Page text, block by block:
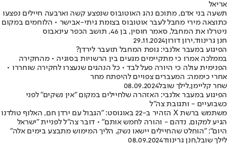
אריאל
תשעה בני אדם, מתוכם נהג האוטובוס שנפצע קשה וארבעה חיילים נפצעו
כתוצאה מירי מחבל לעבר אוטובוס בצומת גיתי-אבישר • הלוחמים במקום
ניטרלו את המחבל, סאמר חוסין, בן 46, תושב הכפר עינאבוס
חנן גרינווד,ירון דורון29.11.2024
הפיגוע במעבר אלנבי: גופת המחבל תועבר לירדן?
בממלכה אמרו כי מתקיימים מגעים בין הרשויות בסוגיה • מהחקירה
הפנימית עולה כי היורה פעל לבד • כל הנהגים שנעצרו לחקירה שוחררו •
אחרי כיממה: המעברים צפויים להיפתח מחר
שחר קליימן,לילך שובל08.09.2024
הפיגוע במעבר אלנבי: האזהרה שלחיילים במקום "אין נשקים" לפני
כשבועיים - ותגובת צה"ל
משתמש ברשת X הזהיר ב-22 באוגוסט: "הגבול עם ירדן חם, האלוף טולדנו
הגיע למקום, נדהם - והורה לחמש אותם" • דובר צה"ל לפניית "ישראל
היום": "הוחלט שהחיילים יישאו נשק, הליך המימוש מתבצע בימים אלה"
לילך שובל,חנן גרינווד08.09.2024